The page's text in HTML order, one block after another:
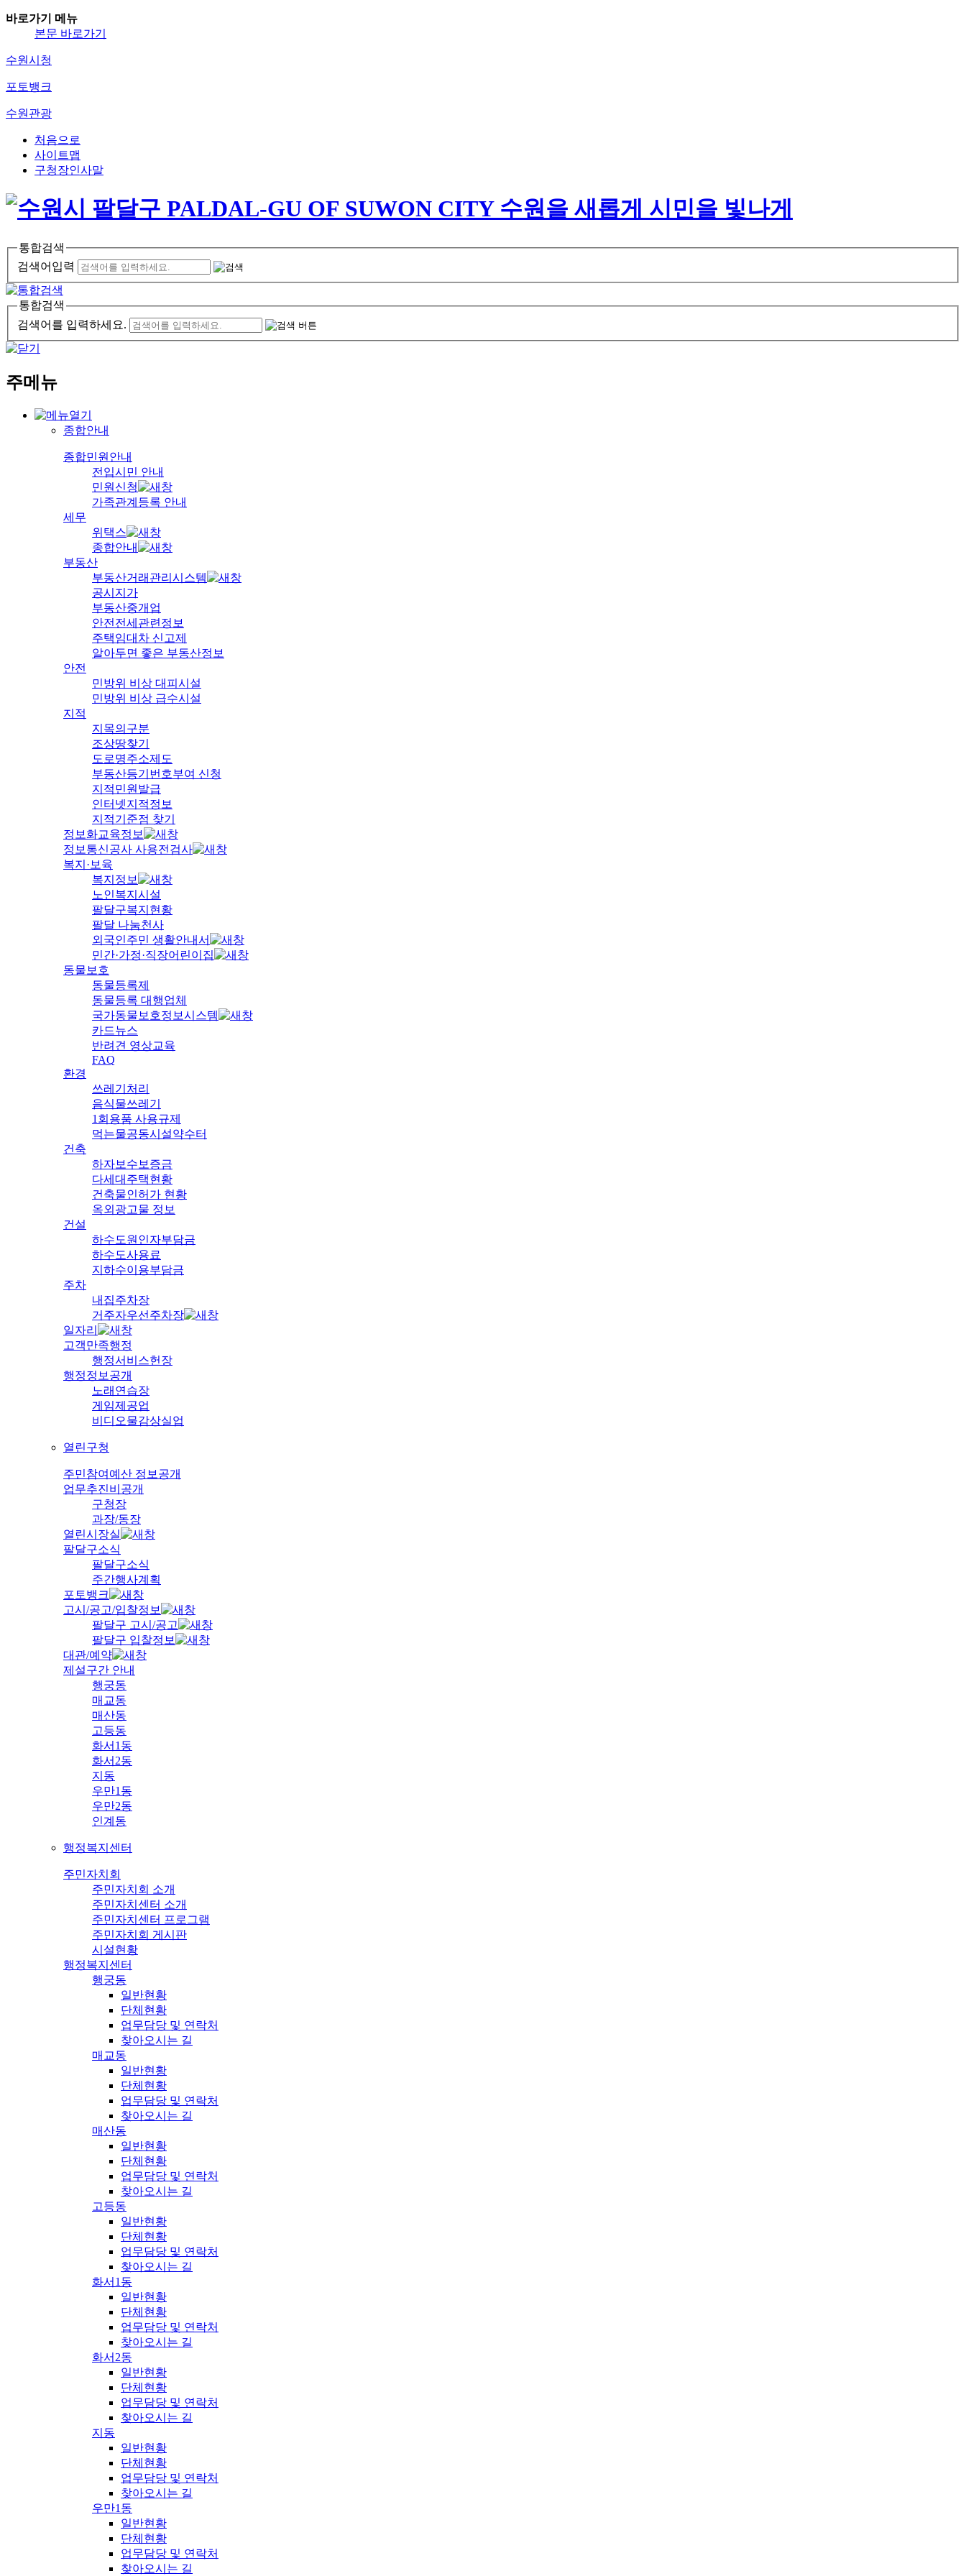
바로가기 메뉴
본문 바로가기
수원시청
포토뱅크
수원관광
처음으로
사이트맵
구청장인사말
통합검색
검색어입력
통합검색
검색어를 입력하세요.
주메뉴
종합안내
종합민원안내
전입시민 안내
민원신청
가족관계등록 안내
세무
위택스
종합안내
부동산
부동산거래관리시스템
공시지가
부동산중개업
안전전세관련정보
주택임대차 신고제
알아두면 좋은 부동산정보
안전
민방위 비상 대피시설
민방위 비상 급수시설
지적
지목의구분
조상땅찾기
도로명주소제도
부동산등기번호부여 신청
지적민원발급
인터넷지적정보
지적기준점 찾기
정보화교육정보
정보통신공사 사용전검사
복지·보육
복지정보
노인복지시설
팔달구복지현황
팔달 나눔천사
외국인주민 생활안내서
민간·가정·직장어린이집
동물보호
동물등록제
동물등록 대행업체
국가동물보호정보시스템
카드뉴스
반려견 영상교육
FAQ
환경
쓰레기처리
음식물쓰레기
1회용품 사용규제
먹는물공동시설약수터
건축
하자보수보증금
다세대주택현황
건축물인허가 현황
옥외광고물 정보
건설
하수도원인자부담금
하수도사용료
지하수이용부담금
주차
내집주차장
거주자우선주차장
일자리
고객만족행정
행정서비스헌장
행정정보공개
노래연습장
게임제공업
비디오물감상실업
열린구청
주민참여예산 정보공개
업무추진비공개
구청장
과장/동장
열린시장실
팔달구소식
팔달구소식
주간행사계획
포토뱅크
고시/공고/입찰정보
팔달구 고시/공고
팔달구 입찰정보
대관/예약
제설구간 안내
행궁동
매교동
매산동
고등동
화서1동
화서2동
지동
우만1동
우만2동
인계동
행정복지센터
주민자치회
주민자치회 소개
주민자치센터 소개
주민자치센터 프로그램
주민자치회 게시판
시설현황
행정복지센터
행궁동
일반현황
단체현황
업무담당 및 연락처
찾아오시는 길
매교동
일반현황
단체현황
업무담당 및 연락처
찾아오시는 길
매산동
일반현황
단체현황
업무담당 및 연락처
찾아오시는 길
고등동
일반현황
단체현황
업무담당 및 연락처
찾아오시는 길
화서1동
일반현황
단체현황
업무담당 및 연락처
찾아오시는 길
화서2동
일반현황
단체현황
업무담당 및 연락처
찾아오시는 길
지동
일반현황
단체현황
업무담당 및 연락처
찾아오시는 길
우만1동
일반현황
단체현황
업무담당 및 연락처
찾아오시는 길